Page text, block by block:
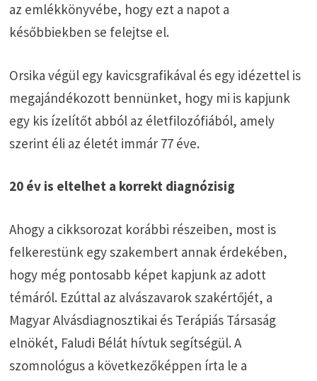
az emlékkönyvébe, hogy ezt a napot a
későbbiekben se felejtse el.
Orsika végül egy kavicsgrafikával és egy idézettel is
megajándékozott bennünket, hogy mi is kapjunk
egy kis ízelítőt abból az életfilozófiából, amely
szerint éli az életét immár 77 éve.
20 év is eltelhet a korrekt diagnózisig
Ahogy a cikksorozat korábbi részeiben, most is
felkerestünk egy szakembert annak érdekében,
hogy még pontosabb képet kapjunk az adott
témáról. Ezúttal az alvászavarok szakértőjét, a
Magyar Alvásdiagnosztikai és Terápiás Társaság
elnökét, Faludi Bélát hívtuk segítségül. A
szomnológus a következőképpen írta le a